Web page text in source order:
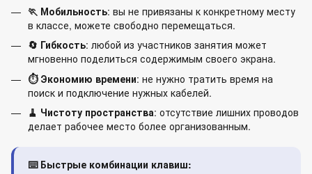
🏃 Мобильность: вы не привязаны к конкретному месту
в классе, можете свободно перемещаться.
🔄 Гибкость: любой из участников занятия может
мгновенно поделиться содержимым своего экрана.
⏱️ Экономию времени: не нужно тратить время на
поиск и подключение нужных кабелей.
🧹 Чистоту пространства: отсутствие лишних проводов
делает рабочее место более организованным.
⌨️ Быстрые комбинации клавиш: